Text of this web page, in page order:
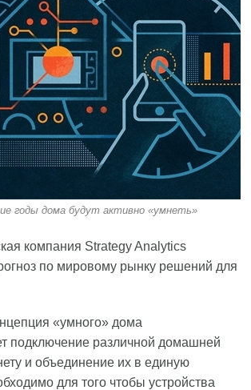
годы дома будут активно «умнеть»
компания Strategy Analytics
по мировому рынку решений для
«умного» дома
подключение различной домашней
и объединение их в единую
для того чтобы устройства